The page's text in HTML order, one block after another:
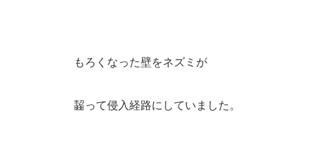
もろくなった壁をネズミが
齧って侵入経路にしていました。